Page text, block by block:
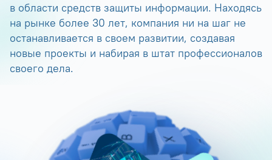
в области средств защиты информации. Находясь
на рынке более 30 лет, компания ни на шаг не
останавливается в своем развитии, создавая
новые проекты и набирая в штат профессионалов
своего дела.